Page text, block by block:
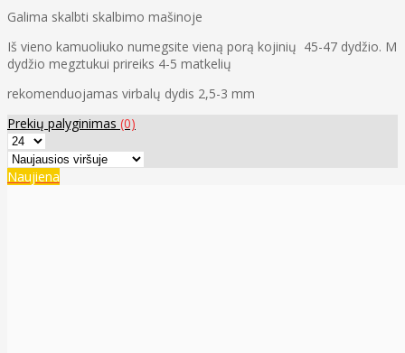
Galima skalbti skalbimo mašinoje
Iš vieno kamuoliuko numegsite vieną porą kojinių 45-47 dydžio. M
dydžio megztukui prireiks 4-5 matkelių
rekomenduojamas virbalų dydis 2,5-3 mm
Prekių palyginimas (0)
Naujiena